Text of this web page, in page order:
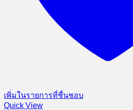
เพิ่มในรายการที่ชื่นชอบ
Quick View